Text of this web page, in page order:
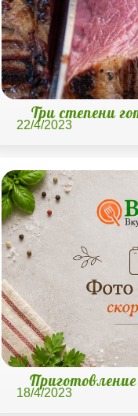
Три степени
22/4/2023
18/4/2023